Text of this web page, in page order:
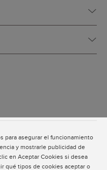
para asegurar el funcionamiento
y mostrarle publicidad de
en Aceptar Cookies si desea
qué tipos de cookies aceptar o